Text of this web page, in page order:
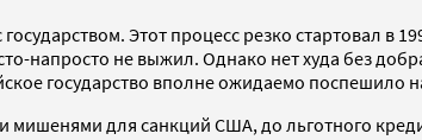
Этот процесс резко стартовал в
напросто не выжил. Однако нет худа без
государство вполне ожидаемо поспешило
для санкций США, до льготного